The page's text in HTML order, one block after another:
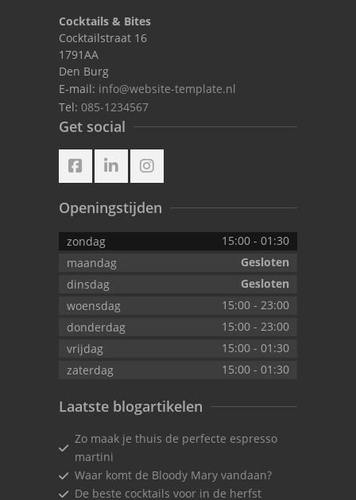
Cocktails & Bites
Cocktailstraat 16
1791AA
Den Burg
E-mail: info@website-template.nl
Tel: 085-1234567
Get social
Openingstijden
zondag 15:00 - 01:30
maandag
Gesloten
dinsdag
Gesloten
woensdag
15:00 - 23:00
donderdag
15:00 - 23:00
vrijdag
15:00 - 01:30
zaterdag
15:00 - 01:30
Laatste blogartikelen
Zo maak je thuis de perfecte espresso
martini
Waar komt de Bloody Mary vandaan?
De beste cocktails voor in de herfst